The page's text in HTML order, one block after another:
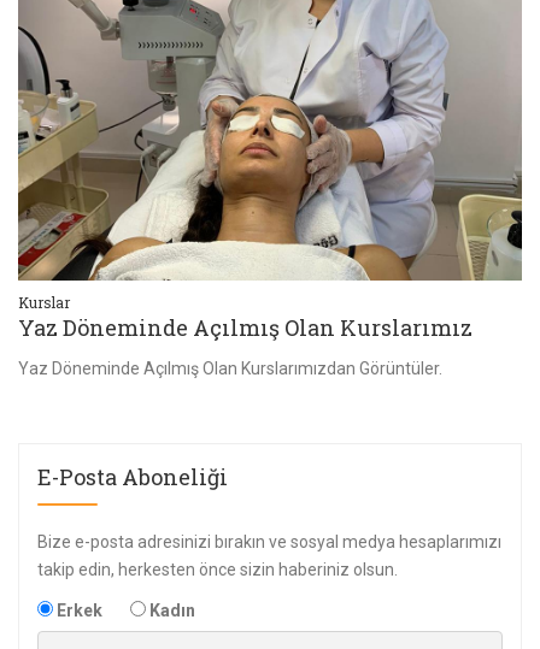
Kurslar
Yaz Döneminde Açılmış Olan Kurslarımız
Yaz Döneminde Açılmış Olan Kurslarımızdan Görüntüler.
E-Posta Aboneliği
Bize e-posta adresinizi bırakın ve sosyal medya hesaplarımızı
takip edin, herkesten önce sizin haberiniz olsun.
Erkek Kadın